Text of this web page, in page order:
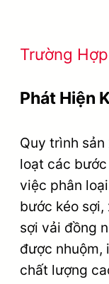
Trường Hợp
Phát Hiện
Quy trình
loạt các
việc phân
bước kéo
sợi vải đồng
được nhuộm,
chất lượng